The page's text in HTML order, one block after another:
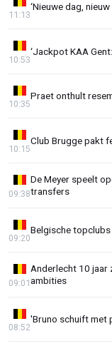
‘Nieuwe dag,
11:13
‘Jackpot KAA
10:53
Praet onthult
10:35
Club Brugge pakt
10:15
De Meyer speelt
transfers
09:38
Belgische topclubs
09:20
Anderlecht 10 jaar
ambities
09:01
'Bruno schuift met
08:52